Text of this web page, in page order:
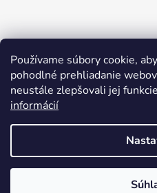
Používame súbory cookie,
pohodlné prehliadanie
neustále zlepšovali jej
informácií
Sledovať na